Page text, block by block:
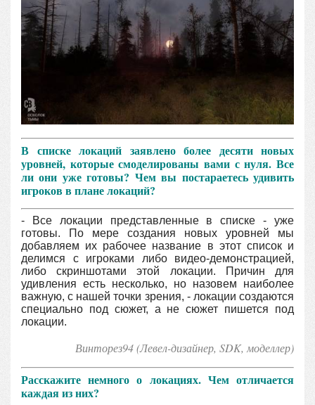
В списке локаций заявлено более десяти новых
уровней, которые смоделированы вами с нуля. Все
ли они уже готовы? Чем вы постараетесь удивить
игроков в плане локаций?
- Все локации представленные в списке - уже
готовы. По мере создания новых уровней мы
добавляем их рабочее название в этот список и
делимся с игроками либо видео-демонстрацией,
либо скриншотами этой локации. Причин для
удивления есть несколько, но назовем наиболее
важную, с нашей точки зрения, - локации создаются
специально под сюжет, а не сюжет пишется под
локации.
Винторез94 (Левел-дизайнер, SDK, моделлер)
Расскажите немного о локациях. Чем отличается
каждая из них?